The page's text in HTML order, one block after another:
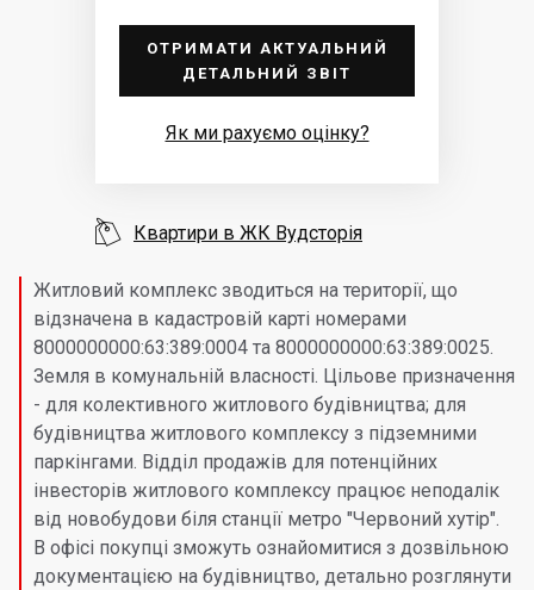
Житловий комплекс зводиться на території, що
відзначена в кадастровій карті номерами
8000000000:63:389:0004 та 8000000000:63:389:0025.
Земля в комунальній власності. Цільове призначення
- для колективного житлового будівництва; для
будівництва житлового комплексу з підземними
паркінгами. Відділ продажів для потенційних
інвесторів житлового комплексу працює неподалік
від новобудови біля станції метро "Червоний хутір".
В офісі покупці зможуть ознайомитися з дозвільною
документацією на будівництво, детально розглянути
ОТРИМАТИ АКТУАЛЬНИЙ
ДЕТАЛЬНИЙ ЗВІТ
Як ми рахуємо оцінку?
 Квартири в ЖК Вудсторія